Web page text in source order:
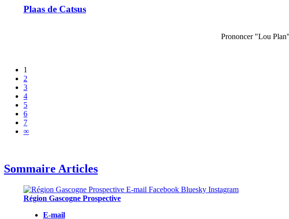
Plaas de Catsus
Prononcer "Lou
1
2
3
4
5
6
7
∞
Sommaire Articles
Région Gascogne Prospective
E-mail